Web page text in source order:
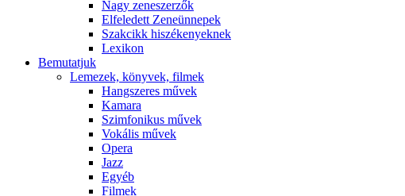
Nagy zeneszerzők
Elfeledett Zeneünnepek
Szakcikk hiszékenyeknek
Lexikon
Bemutatjuk
Lemezek, könyvek, filmek
Hangszeres művek
Kamara
Szimfonikus művek
Vokális művek
Opera
Jazz
Egyéb
Filmek